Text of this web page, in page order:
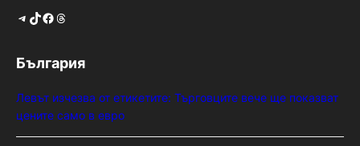
Telegram TikTok Facebook Threads
България
Левът изчезва от етикетите: Търговците вече ще показват
цените само в евро